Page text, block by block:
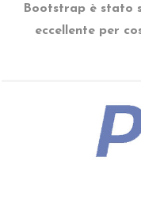
Bootstrap è stato
eccellente per